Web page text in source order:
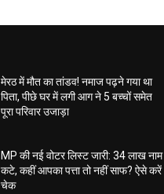
मेरठ में मौत का तांडव! नमाज पढ़ने गया था
पिता, पीछे घर में लगी आग ने 5 बच्चों समेत
पूरा परिवार उजाड़ा
MP की नई वोटर लिस्ट जारी: 34 लाख नाम
कटे, कहीं आपका पत्ता तो नहीं साफ? ऐसे करें
चेक